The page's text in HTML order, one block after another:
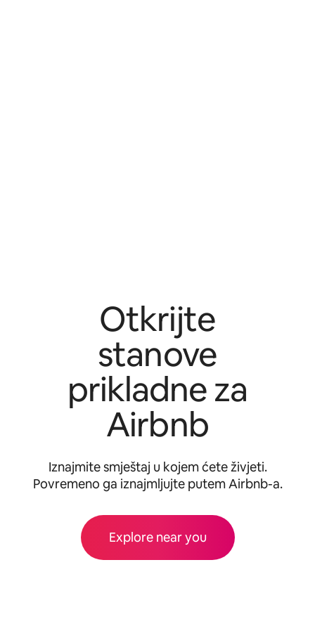
Otkrijte
stanove
prikladne za
Airbnb
Iznajmite smještaj u kojem ćete živjeti.
Povremeno ga iznajmljujte putem Airbnb-a.
Explore near you